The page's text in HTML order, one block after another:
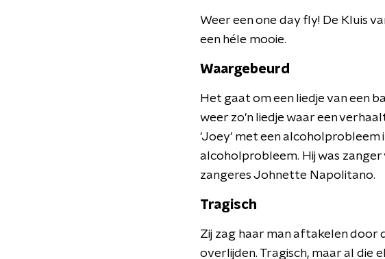
Weer een one day fly! De Kluis
een héle mooie.
Waargebeurd
Het gaat om een liedje van een
weer zo'n liedje waar een
'Joey' met een alcoholprobleem
alcoholprobleem. Hij was
zangeres Johnette Napolitano.
Tragisch
Zij zag haar man aftakelen door
overlijden. Tragisch, maar al die